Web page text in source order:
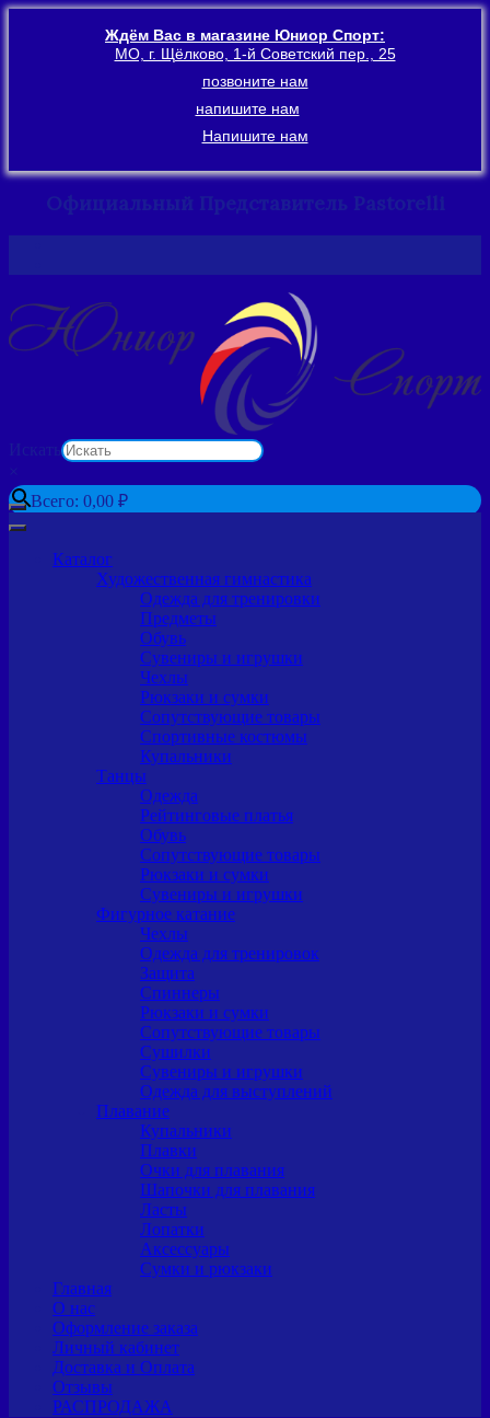
Ждём Вас в магазине Юниор Спорт:
МО, г. Щёлково, 1-й Советский пер., 25
позвоните нам
напишите нам
Напишите нам
Официальный Представитель Pastorelli
Искать
×
Всего: 0,00 ₽
Каталог
Художественная гимнастика
Одежда для тренировки
Предметы
Обувь
Сувениры и игрушки
Чехлы
Рюкзаки и сумки
Сопутствующие товары
Спортивные костюмы
Купальники
Танцы
Одежда
Рейтинговые платья
Обувь
Сопутствующие товары
Рюкзаки и сумки
Сувениры и игрушки
Фигурное катание
Чехлы
Одежда для тренировок
Защита
Спиннеры
Рюкзаки и сумки
Сопутствующие товары
Сушилки
Сувениры и игрушки
Одежда для выступлений
Плавание
Купальники
Плавки
Очки для плавания
Шапочки для плавания
Ласты
Лопатки
Аксессуары
Сумки и рюкзаки
Главная
О нас
Оформление заказа
Личный кабинет
Доставка и Оплата
Отзывы
РАСПРОДАЖА